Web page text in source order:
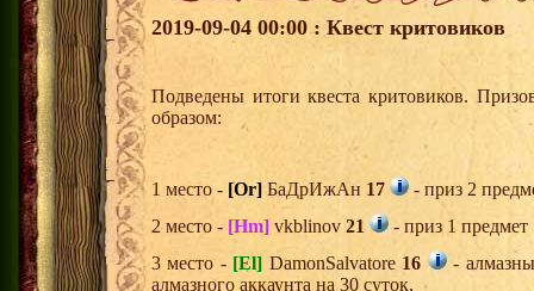
2019-09-04 00:00 : Квест критовиков
Подведены итоги квеста критовиков.
образом:
1 место - [Or] БаДрИжАн 17
- приз 2
2 место - [Hm] vkblinov 21
- приз 1
3 место - [El] DamonSalvatore 16
-
алмазного аккаунта на 30 суток,